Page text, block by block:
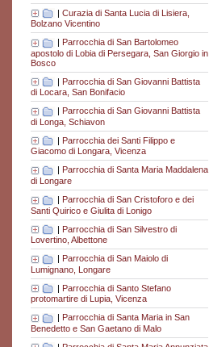
| Curazia di Santa Lucia di Lisiera,
Bolzano Vicentino
Parrocchia di San Bartolomeo
apostolo di Lobia di Persegara, San Giorgio in
Bosco
| Parrocchia di San Giovanni Battista
di Locara, San Bonifacio
Parrocchia di San Giovanni Battista
di Longa, Schiavon
| Parrocchia dei Santi Filippo e
Giacomo di Longara, Vicenza
Parrocchia di Santa Maria Maddalena
di Longare
| Parrocchia di San Cristoforo e dei
Santi Quirico e Giulita di Lonigo
| Parrocchia di San Silvestro di
Lovertino, Albettone
| Parrocchia di San Maiolo di
Lumignano, Longare
| Parrocchia di Santo Stefano
protomartire di Lupia, Vicenza
| Parrocchia di Santa Maria in San
Benedetto e San Gaetano di Malo